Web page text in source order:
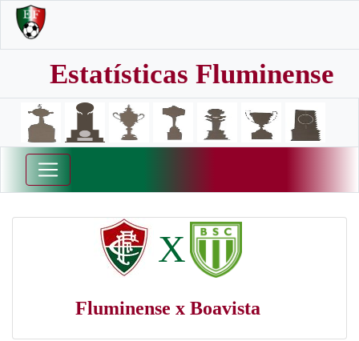
Estatísticas Fluminense
X
Fluminense x Boavista